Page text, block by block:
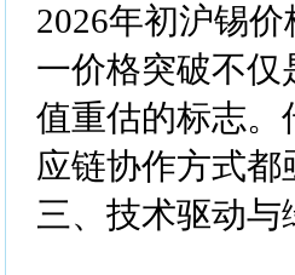
2026年初沪锡
一价格突破不
值重估的标志。
应链协作方式都
三、技术驱动